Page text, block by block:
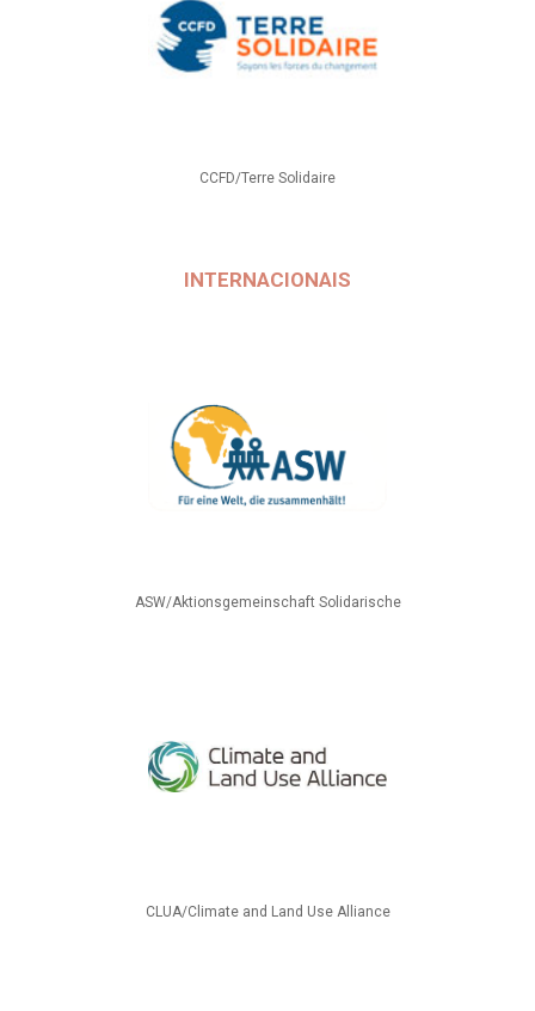
CCFD/Terre Solidaire
INTERNACIONAIS
ASW/Aktionsgemeinschaft Solidarische
CLUA/Climate and Land Use Alliance